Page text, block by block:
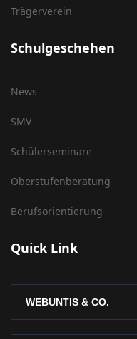
Trägerverein
Schulgeschehen
News
SMV
Schülerseminare
Oberstufenberatung
Berufsorientierung
Quick Link
WEBUNTIS & CO.